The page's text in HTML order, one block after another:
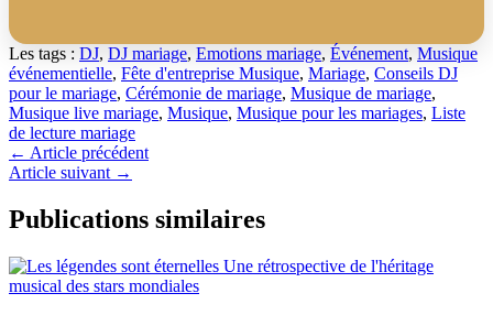
Les tags : DJ, DJ mariage, Emotions mariage, Événement, Musique
événementielle, Fête d'entreprise Musique, Mariage, Conseils DJ
pour le mariage, Cérémonie de mariage, Musique de mariage,
Musique live mariage, Musique, Musique pour les mariages, Liste
de lecture mariage
← Article précédent
Article suivant →
Publications similaires